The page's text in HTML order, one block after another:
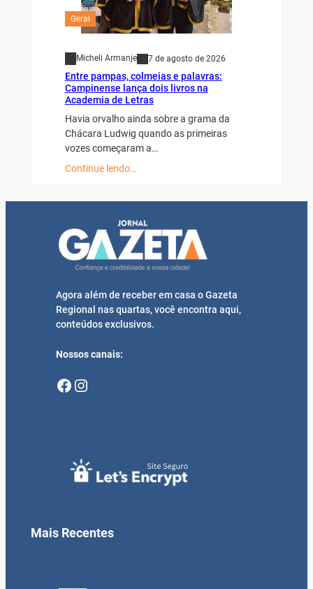
Geral
Micheli Armanje 7 de agosto de 2026
Entre pampas, colmeias e palavras:
Campinense lança dois livros na
Academia de Letras
Havia orvalho ainda sobre a grama da
Chácara Ludwig quando as primeiras
vozes começaram a…
Continue lendo…
Agora além de receber em casa o Gazeta
Regional nas quartas, você encontra aqui,
conteúdos exclusivos.
Nossos canais:
Facebook Instagram
Mais Recentes